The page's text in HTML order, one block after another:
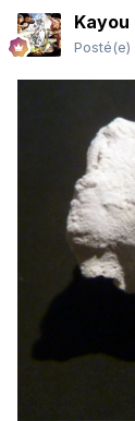
Kayou
Posté(e)